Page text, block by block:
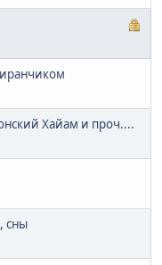
Хайам и проч....
сны